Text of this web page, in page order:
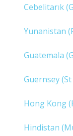
Cebelitarık
Yunanistan
Guatemala
Guernsey
Hong Kong
Hindistan